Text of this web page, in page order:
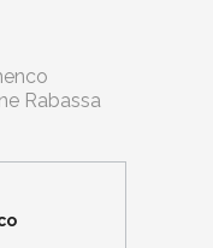
Rabassa